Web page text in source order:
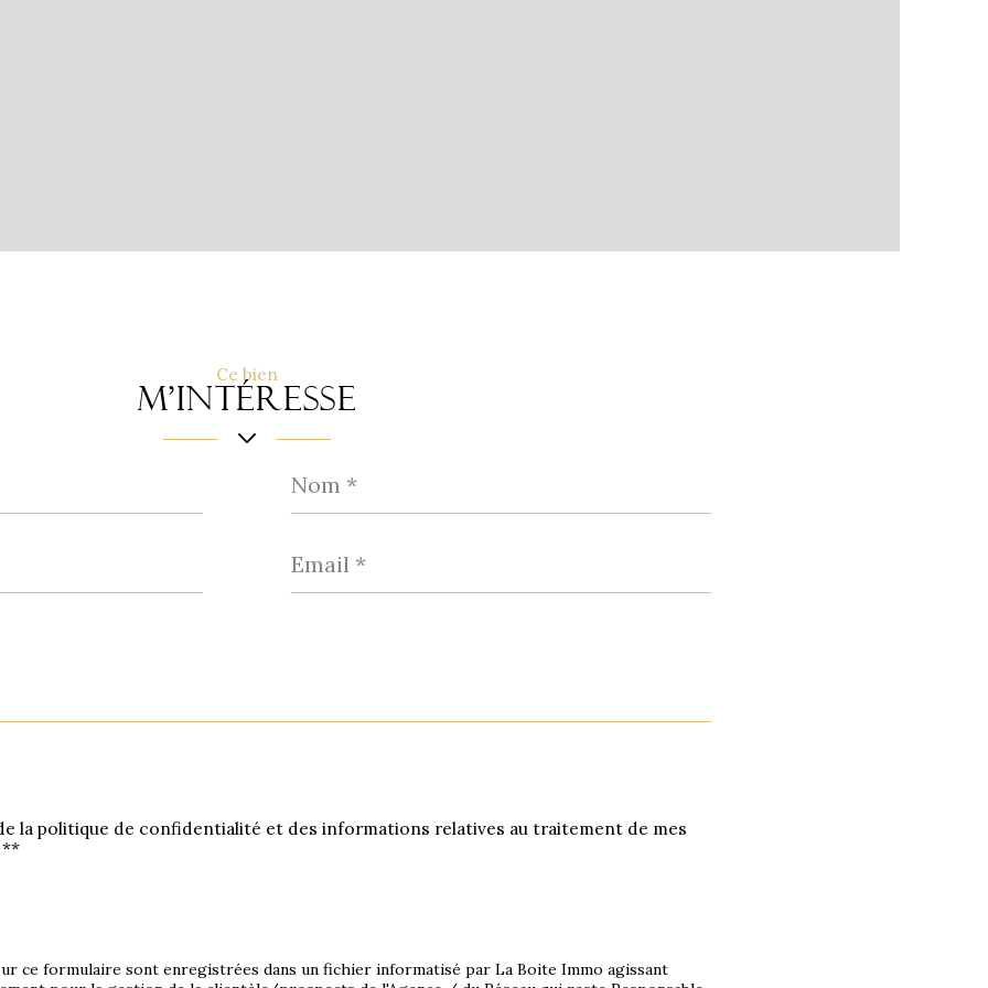
Ce bien
m'intéresse
Nom
Email
la politique de confidentialité et des informations relatives au traitement de mes
**
ce formulaire sont enregistrées dans un fichier informatisé par La Boite Immo agissant